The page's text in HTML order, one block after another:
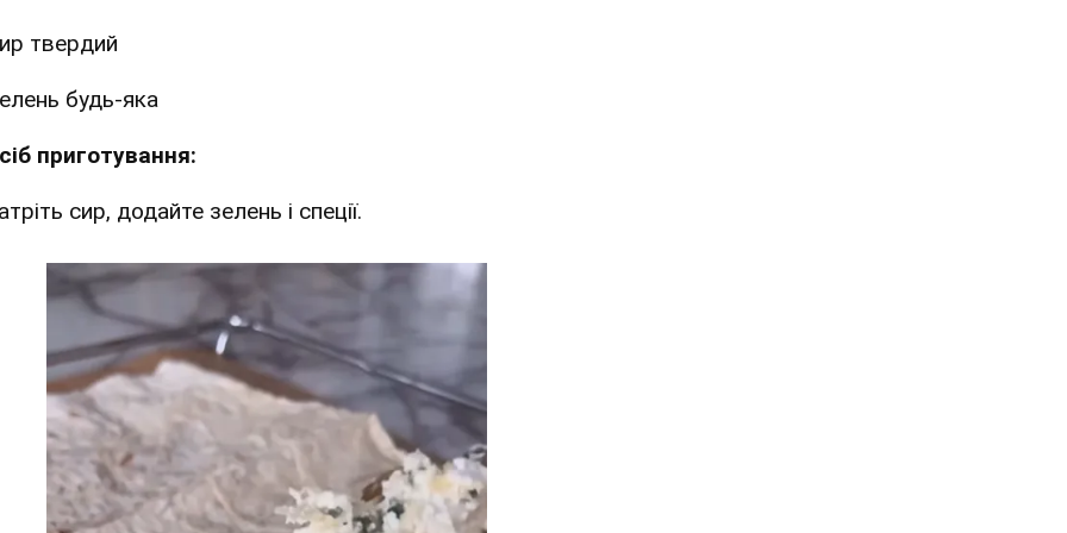
твердий
будь-яка
приготування:
сир, додайте зелень і спеції.